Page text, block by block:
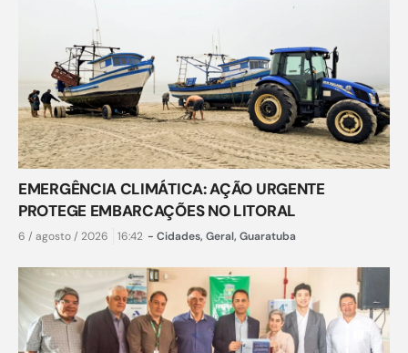
EMERGÊNCIA CLIMÁTICA: AÇÃO URGENTE
PROTEGE EMBARCAÇÕES NO LITORAL
6 / agosto / 2026 16:42 - Cidades, Geral, Guaratuba